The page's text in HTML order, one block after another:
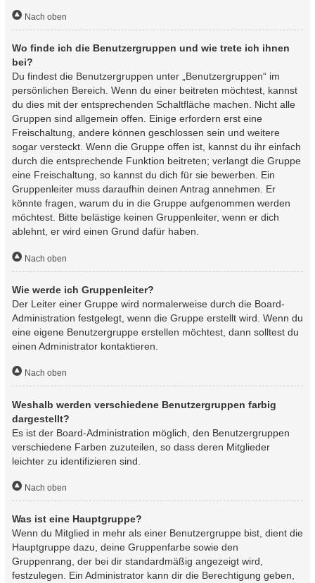
Nach oben
Wo finde ich die Benutzergruppen und wie trete ich ihnen
bei?
Du findest die Benutzergruppen unter „Benutzergruppen“ im
persönlichen Bereich. Wenn du einer beitreten möchtest, kannst
du dies mit der entsprechenden Schaltfläche machen. Nicht alle
Gruppen sind allgemein offen. Einige erfordern erst eine
Freischaltung, andere können geschlossen sein und weitere
sogar versteckt. Wenn die Gruppe offen ist, kannst du ihr einfach
durch die entsprechende Funktion beitreten; verlangt die Gruppe
eine Freischaltung, so kannst du dich für sie bewerben. Ein
Gruppenleiter muss daraufhin deinen Antrag annehmen. Er
könnte fragen, warum du in die Gruppe aufgenommen werden
möchtest. Bitte belästige keinen Gruppenleiter, wenn er dich
ablehnt, er wird einen Grund dafür haben.
Nach oben
Wie werde ich Gruppenleiter?
Der Leiter einer Gruppe wird normalerweise durch die Board-
Administration festgelegt, wenn die Gruppe erstellt wird. Wenn du
eine eigene Benutzergruppe erstellen möchtest, dann solltest du
einen Administrator kontaktieren.
Nach oben
Weshalb werden verschiedene Benutzergruppen farbig
dargestellt?
Es ist der Board-Administration möglich, den Benutzergruppen
verschiedene Farben zuzuteilen, so dass deren Mitglieder
leichter zu identifizieren sind.
Nach oben
Was ist eine Hauptgruppe?
Wenn du Mitglied in mehr als einer Benutzergruppe bist, dient die
Hauptgruppe dazu, deine Gruppenfarbe sowie den
Gruppenrang, der bei dir standardmäßig angezeigt wird,
festzulegen. Ein Administrator kann dir die Berechtigung geben,